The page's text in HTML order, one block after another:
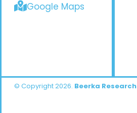
Google Maps
© Copyright 2026. Beerka Research